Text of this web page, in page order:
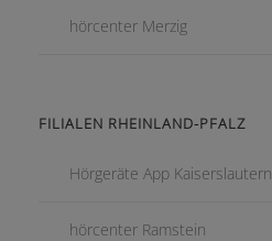
hörcenter Merzig
FILIALEN RHEINLAND-PFALZ
Hörgeräte App Kaiserslautern
hörcenter Ramstein